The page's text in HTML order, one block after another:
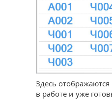
Здесь
в работе и уже